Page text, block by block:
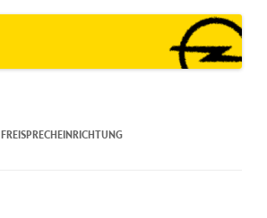
FREISPRECHEINRICHTUNG